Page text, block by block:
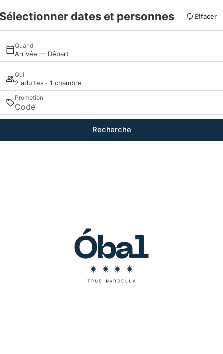
Sélectionner dates et personnes Effacer
Quand
Arrivée — Départ
Qui
2 adultes · 1 chambre
Promotion
Recherche